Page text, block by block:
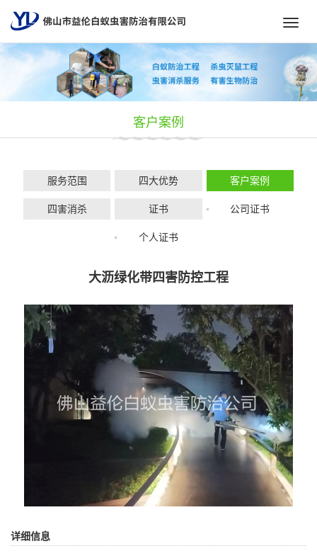
客户案例
服务范围 四大优势 客户案例
四害消杀 证书 公司证书
个人证书
大沥绿化带四害防控工程
详细信息